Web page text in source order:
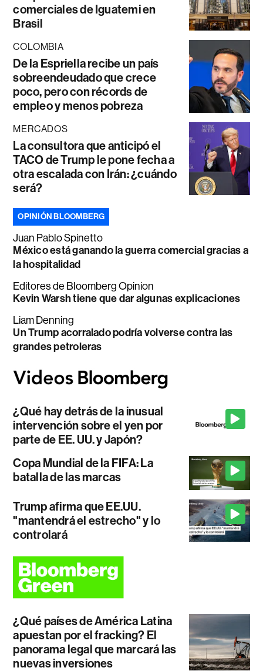
comerciales de Iguatemi en
Brasil
COLOMBIA
De la Espriella recibe un país
sobreendeudado que crece
poco, pero con récords de
empleo y menos pobreza
MERCADOS
La consultora que anticipó el
TACO de Trump le pone fecha a
otra escalada con Irán: ¿cuándo
será?
OPINIÓN BLOOMBERG
Juan Pablo Spinetto
México está ganando la guerra comercial gracias a
la hospitalidad
Editores de Bloomberg Opinion
Kevin Warsh tiene que dar algunas explicaciones
Liam Denning
Un Trump acorralado podría volverse contra las
grandes petroleras
¿Qué hay detrás de la inusual
intervención sobre el yen por
parte de EE. UU. y Japón?
Copa Mundial de la FIFA: La
batalla de las marcas
Trump afirma que EE.UU.
"mantendrá el estrecho" y lo
controlará
¿Qué países de América Latina
apuestan por el fracking? El
panorama legal que marcará las
nuevas inversiones